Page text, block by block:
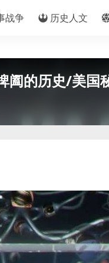
战争 历史人文
阖的历史/美